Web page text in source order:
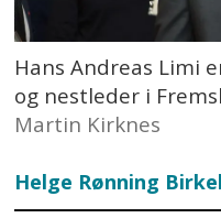
Hans Andreas Limi
og nestleder i
Martin Kirknes
Helge Rønning